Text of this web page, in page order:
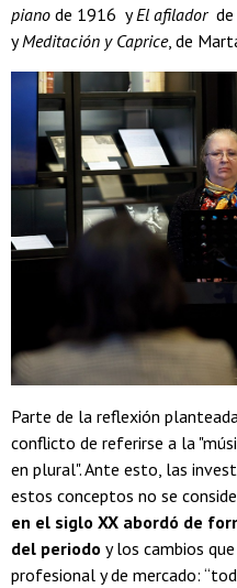
piano de 1916 yEl afilador
yMeditación y Caprice, de
Parte de la reflexión
conflicto de referirse a la
en plural". Ante esto, las
estos conceptos no se
en el siglo XX abordó de
del periodo y los cambios
profesional y de mercado: